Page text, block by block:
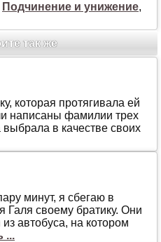
Подчинение и унижение,
так же
которая протягивала ей
написаны фамилии трех
в качестве своих
минут, я сбегаю в
Галя своему братику. Они
автобуса, на котором
...